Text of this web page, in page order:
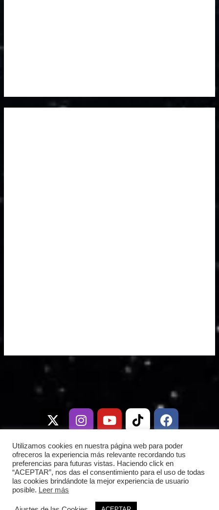
t
w
i
t
t
e
r
n
s
t
a
g
r
a
o
u
t
u
b
e
i
k
o
k
F
a
c
e
b
o
o
k
e
l
e
g
r
a
m
h
a
t
s
a
p
p
i
s
o
r
d
Copyright © 2026 Frontera Espacial |
Utilizamos cookies en nuestra página web para poder
ofreceros la experiencia más relevante recordando tus
preferencias para futuras vistas. Haciendo click en
“ACEPTAR”, nos das el consentimiento para el uso de todas
las cookies brindándote la mejor experiencia de usuario
posible. Leer más